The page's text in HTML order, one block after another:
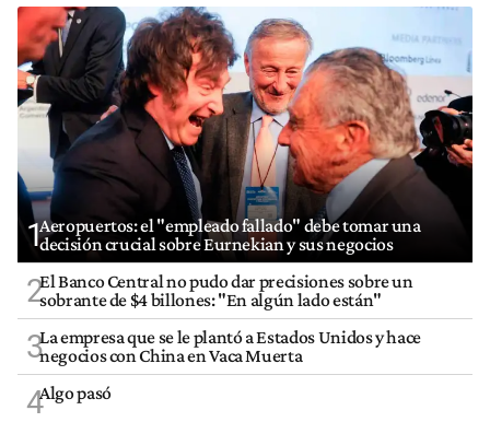
1Aeropuertos: el "empleado fallado" debe tomar una
decisión crucial sobre Eurnekian y sus negocios
2El Banco Central no pudo dar precisiones sobre un
sobrante de $4 billones: "En algún lado están"
3La empresa que se le plantó a Estados Unidos y hace
negocios con China en Vaca Muerta
4Algo pasó